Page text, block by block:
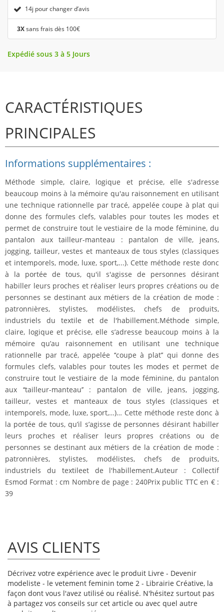
14j pour changer d’avis
3Xsans frais dès 100€
Expédié sous 3 à 5 Jours
CARACTÉRISTIQUES
PRINCIPALES
Informations supplémentaires :
Méthode simple, claire, logique et précise, elle s'adresse
beaucoup moins à la mémoire qu'au raisonnement en utilisant
une technique rationnelle par tracé, appelée coupe à plat qui
donne des formules clefs, valables pour toutes les modes et
permet de construire tout le vestiaire de la mode féminine, du
pantalon aux tailleur-manteau : pantalon de ville, jeans,
jogging, tailleur, vestes et manteaux de tous styles (classiques
et intemporels, mode, luxe, sport,...). Cette méthode reste donc
à la portée de tous, qu'il s'agisse de personnes désirant
habiller leurs proches et réaliser leurs propres créations ou de
personnes se destinant aux métiers de la création de mode :
patronnières, stylistes, modélistes, chefs de produits,
industriels du textile et de l'habillement.Méthode simple,
claire, logique et précise, elle s’adresse beaucoup moins à la
mémoire qu’au raisonnement en utilisant une technique
rationnelle par tracé, appelée ‘‘coupe à plat’’ qui donne des
formules clefs, valables pour toutes les modes et permet de
construire tout le vestiaire de la mode féminine, du pantalon
aux ‘‘tailleur-manteau’’ : pantalon de ville, jeans, jogging,
tailleur, vestes et manteaux de tous styles (classiques et
intemporels, mode, luxe, sport,…)… Cette méthode reste donc à
la portée de tous, qu’il s’agisse de personnes désirant habiller
leurs proches et réaliser leurs propres créations ou de
personnes se destinant aux métiers de la création de mode :
patronnières, stylistes, modélistes, chefs de produits,
industriels du textileet de l'habillement.Auteur : Collectif
Esmod Format : cm Nombre de page : 240Prix public TTC en € :
39
AVIS CLIENTS
Décrivez votre expérience avec le produit Livre - Devenir
modeliste - le vetement feminin tome 2 - Librairie Créative, la
façon dont vous l'avez utilisé ou réalisé. N'hésitez surtout pas
à partagez vos conseils sur cet article ou avec quel autre